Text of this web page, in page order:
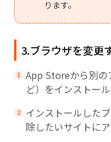
ります。
3.ブラウザを変更
App Storeから別
ど）をインストール
インストールした
除したいサイトにア